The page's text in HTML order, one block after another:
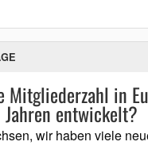
Mitgliederzahl in
entwickelt?
wir haben viele